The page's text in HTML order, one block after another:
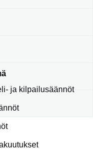
ja kilpailusäännöt